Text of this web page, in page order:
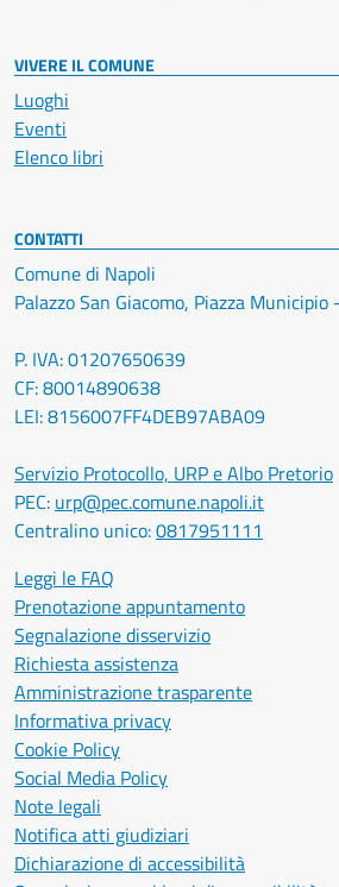
VIVERE IL COMUNE
Luoghi
Eventi
Elenco libri
CONTATTI
Comune di Napoli
Palazzo San Giacomo, Piazza
P. IVA: 01207650639
CF: 80014890638
LEI: 8156007FF4DEB97ABA09
Servizio Protocollo, URP e Albo Pretorio
PEC: urp@pec.comune.napoli.it
Centralino unico:0817951111
Leggi le FAQ
Prenotazione appuntamento
Segnalazione disservizio
Richiesta assistenza
Amministrazione trasparente
Informativa privacy
Cookie Policy
Social Media Policy
Note legali
Notifica atti giudiziari
Dichiarazione di accessibilità